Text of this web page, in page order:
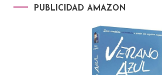
PUBLICIDAD AMAZON